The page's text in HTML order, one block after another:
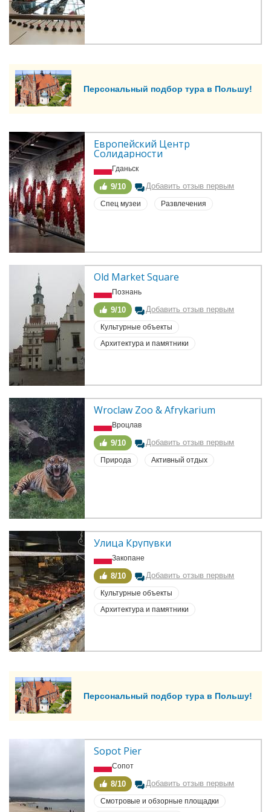
Персональный подбор тура в Польшу!
Европейский Центр
Солидарности
Гданьск
9/10 Добавить отзыв первым
Спец музеи Развлечения
Old Market Square
Познань
9/10 Добавить отзыв первым
Культурные объекты
Архитектура и памятники
Wroclaw Zoo & Afrykarium
Вроцлав
9/10 Добавить отзыв первым
Природа Активный отдых
Улица Крупувки
Закопане
8/10 Добавить отзыв первым
Культурные объекты
Архитектура и памятники
Персональный подбор тура в Польшу!
Sopot Pier
Сопот
8/10 Добавить отзыв первым
Смотровые и обзорные площадки